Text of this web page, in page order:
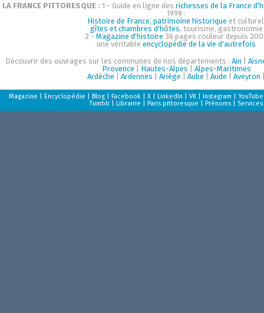
LA FRANCE PITTORESQUE : 1 - Guide en ligne des richesses de la France
1999 :
Histoire de France, patrimoine historique et
gîtes et chambres d'hôtes, tourisme, gastronomie
2 - Magazine d'histoire 36 pages couleur depuis
une véritableencyclopédie de la vie d'autrefois
Découvrir des ouvrages sur les communes de nos départements :Ain |
Provence
Hautes-Alpes
Alpes-Maritimes
Ardèche |Ardennes |Ariège |Aube |Aude |Aveyron
Magazine |Encyclopédie |Blog |Facebook |X |LinkedIn |VK |Instagram |YouTube
Tumblr |Librairie |Paris pittoresque |Prénoms Services